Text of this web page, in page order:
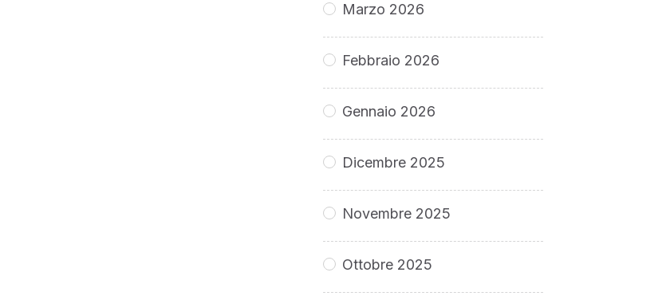
Marzo 2026
Febbraio 2026
Gennaio 2026
Dicembre 2025
Novembre 2025
Ottobre 2025